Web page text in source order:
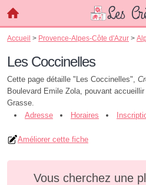
Accueil > Provence-Alpes-Côte d'Azur >
Les Coccinelles
Cette page détaille "Les Coccinelles",
Boulevard Emile Zola, pouvant
Grasse.
Adresse
Horaires
Améliorer cette fiche
Vous cherchez une